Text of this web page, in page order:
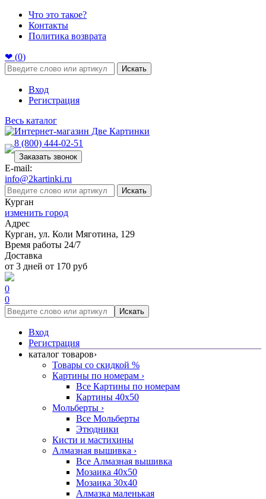
Что это такое?
Контакты
Политика возврата
❤ (0)
Искать
Вход
Регистрация
Весь каталог
8 (800) 444-02-51
Заказать звонок
E-mail:
info@2kartinki.ru
Искать
Курган
изменить город
Адрес
Курган, ул. Коли Мяготина, 129
Время работы 24/7
Доставка
от 3 дней от 170 руб
0
0
Искать
Вход
Регистрация
каталог товаров›
Товары со скидкой %
Картины по номерам ›
Все Картины по номерам
Картины 40x50
Мольберты ›
Все Мольберты
Этюдники
Кисти и мастихины
Алмазная вышивка ›
Все Алмазная вышивка
Мозаика 40x50
Мозаика 30x40
Алмазка маленькая